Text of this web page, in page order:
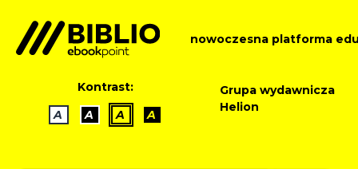
nowoczesna platforma
Kontrast:
A
A A A
Grupa wydawnicza
Helion